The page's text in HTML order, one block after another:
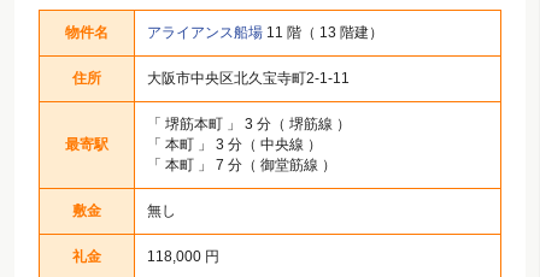
物件名 アライアンス船場 11 階（ 13 階建）
住所 大阪市中央区北久宝寺町2-1-11
最寄駅
「 堺筋本町 」 3 分（ 堺筋線 ）
「 本町 」 3 分（ 中央線 ）
「 本町 」 7 分（ 御堂筋線 ）
敷金 無し
礼金 118,000 円